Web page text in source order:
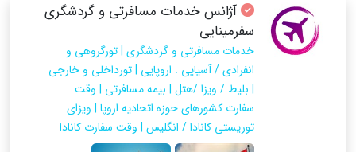
آژانس خدمات مسافرتی و گردشگری
سفرمینایی
خدمات مسافرتی و گردشگری | تورگروهی و
انفرادی / آسیایی . اروپایی | تورداخلی و خارجی
| بلیط / ویزا /هتل | بیمه مسافرتی | وقت
سفارت کشورهای حوزه اتحادیه اروپا | ویزای
توریستی کانادا / انگلیس | وقت سفارت کانادا